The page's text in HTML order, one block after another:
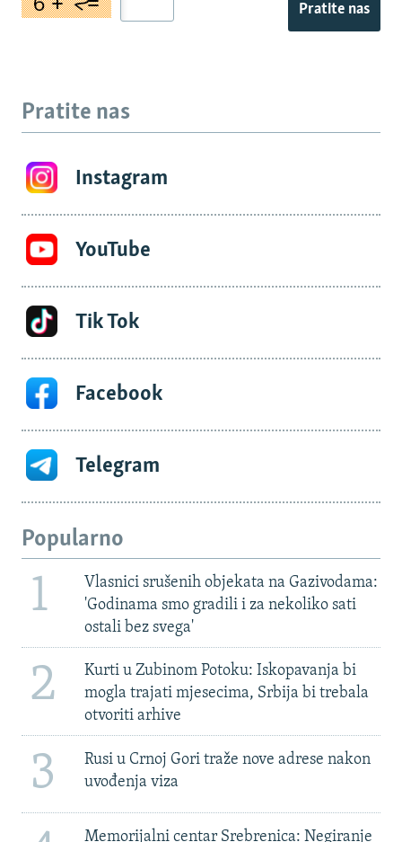
Pratite nas
Pratite nas
Instagram
YouTube
Tik Tok
Facebook
Telegram
Popularno
1
Vlasnici srušenih objekata na Gazivodama:
'Godinama smo gradili i za nekoliko sati
ostali bez svega'
2
Kurti u Zubinom Potoku: Iskopavanja bi
mogla trajati mjesecima, Srbija bi trebala
otvoriti arhive
3
Rusi u Crnoj Gori traže nove adrese nakon
uvođenja viza
Memorijalni centar Srebrenica: Negiranje